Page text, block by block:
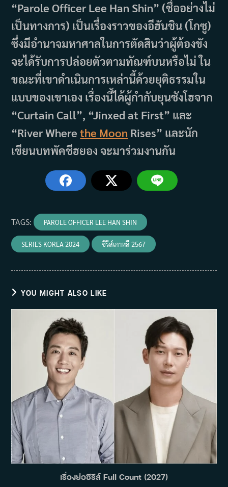
“Parole Officer Lee Han Shin” (ชื่ออย่างไม่
เป็นทางการ) เป็นเรื่องราวของอีฮันชิน (โกซู)
ซึ่งมีอำนาจมหาศาลในการตัดสินว่าผู้ต้องขัง
จะได้รับการปล่อยตัวตามทัณฑ์บนหรือไม่ ใน
ขณะที่เขาดำเนินการเหล่านี้ด้วยยุติธรรมใน
แบบของเขาเอง เรื่องนี้ได้ผู้กำกับยุนซังโฮจาก
“Curtain Call”, “Jinxed at First” และ
“River Wherethe Moon Rises” และนัก
เขียนบทพัคชีฮยอง จะมาร่วมงานกัน
TAGS: PAROLE OFFICER LEE HAN SHIN
SERIES KOREA 2024 ซีรีส์เกาหลี 2567
YOU MIGHT ALSO LIKE
เรื่องย่อซีรีส์ Full Count (2027)